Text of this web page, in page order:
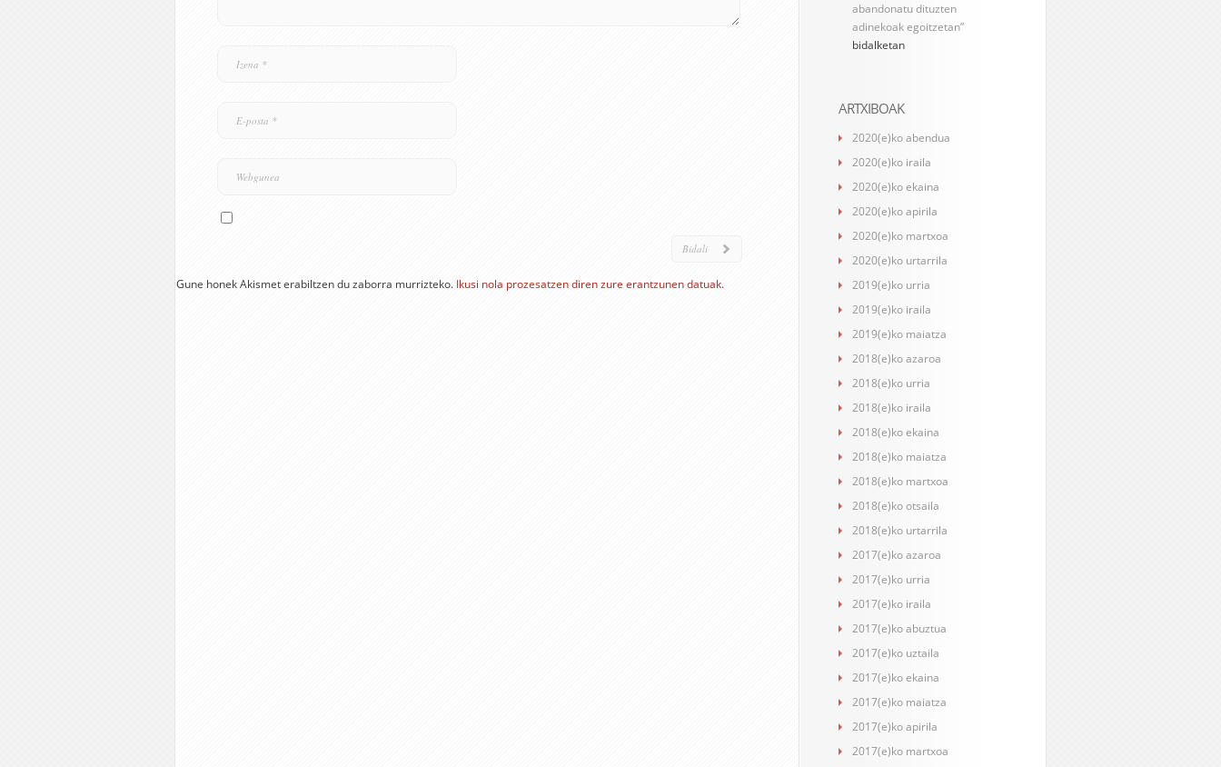
Gune honek Akismet erabiltzen du zaborra murrizteko. Ikusi nola prozesatzen diren zure erantzunen datuak.
abandonatu dituzten
adinekoak egoitzetan”
bidalketan
ARTXIBOAK
2020(e)ko abendua
2020(e)ko iraila
2020(e)ko ekaina
2020(e)ko apirila
2020(e)ko martxoa
2020(e)ko urtarrila
2019(e)ko urria
2019(e)ko iraila
2019(e)ko maiatza
2018(e)ko azaroa
2018(e)ko urria
2018(e)ko iraila
2018(e)ko ekaina
2018(e)ko maiatza
2018(e)ko martxoa
2018(e)ko otsaila
2018(e)ko urtarrila
2017(e)ko azaroa
2017(e)ko urria
2017(e)ko iraila
2017(e)ko abuztua
2017(e)ko uztaila
2017(e)ko ekaina
2017(e)ko maiatza
2017(e)ko apirila
2017(e)ko martxoa